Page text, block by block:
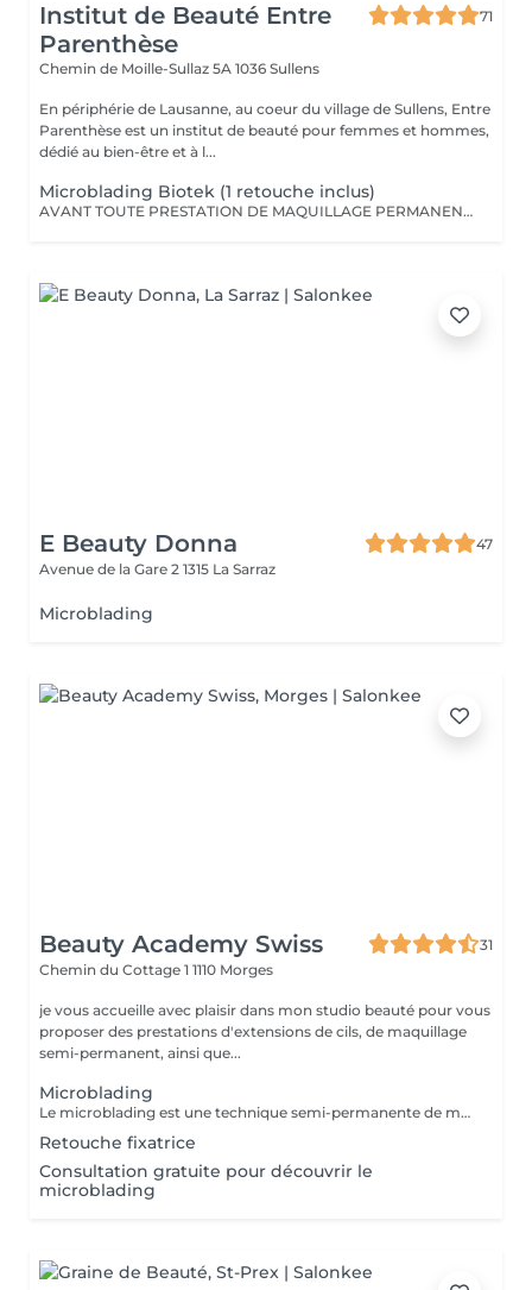
Institut de Beauté Entre
Parenthèse
71
Chemin de Moille-Sullaz 5A 1036 Sullens
En périphérie de Lausanne, au coeur du village de Sullens, Entre
Parenthèse est un institut de beauté pour femmes et hommes,
dédié au bien-être et à l...
Microblading Biotek (1 retouche inclus)
AVANT TOUTE PRESTATION DE MAQUILLAGE PERMANENT, un entretien de conseil de 15 minutes (offert) est obligatoire. Ce rendez-vous permet de : Valider si le Microblading est adapté pour vous. Définir la forme et la couleur. Répondre à toutes vos questions. Prendre rendez-vous pour votre entretien de conseil Sans cet entretien, le soin ne peut pas être réalisé. LE MICROBLADING est une méthode ancestrale asiatique qui a pour but de reproduire un effet de poil. Les trous sont comblés à l'aide d'un stylo métallique et de nano aiguilles, un trait ultra fin est tracé qui imite le poil à la perfection. Grace à cette technique, les sourcils sont redessinés, RENDU VISUEL Effet poil : des poils sont dessinés un par un. Discret, pas d'intensité. A CHOISIR SI Vous ne maquillez pas ou peu vos sourcils au quotidien. Vous ne souhaitez pas apporter de l'intensité à votre ligne.
E Beauty Donna
47
Avenue de la Gare 2 1315 La Sarraz
Microblading
Beauty Academy Swiss
31
Chemin du Cottage 1 1110 Morges
je vous accueille avec plaisir dans mon studio beauté pour vous
proposer des prestations d'extensions de cils, de maquillage
semi-permanent, ainsi que...
Microblading
Le microblading est une technique semi-permanente de maquillage des sourcils qui consiste à dessiner des poils fins à l'aide d'un petit outil manuel muni de micro-aiguilles. Cela permet de créer des sourcils plus définis et naturels, en comblant les zones clairsemées ou en redessinant entièrement la forme. Le résultat peut durer entre 12 à 18 mois, avec des retouches nécessaires pour maintenir l'apparence.
Retouche fixatrice
Consultation gratuite pour découvrir le
microblading